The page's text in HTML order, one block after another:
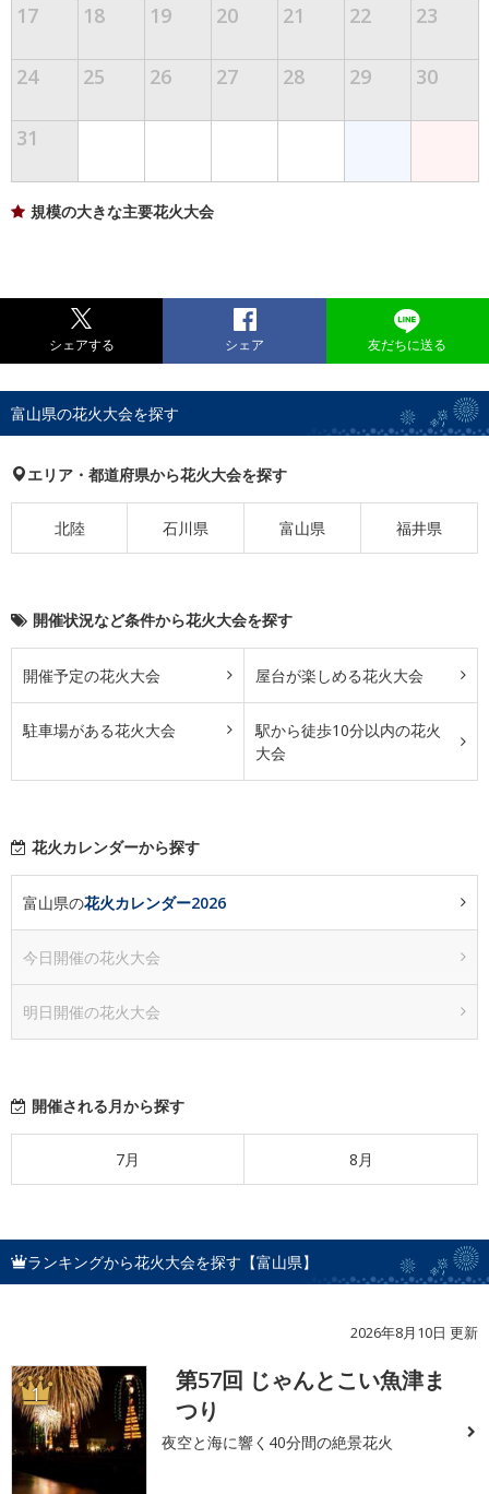
17 18 19 20 21 22 23
24 25 26 27 28 29 30
31
規模の大きな主要花火大会
シェアする シェア 友だちに送る
富山県の花火大会を探す
エリア・都道府県から花火大会を探す
北陸 石川県 富山県 福井県
開催状況など条件から花火大会を探す
開催予定の花火大会 屋台が楽しめる花火大会
駐車場がある花火大会
駅から徒歩10分以内の花火
大会
花火カレンダーから探す
富山県の花火カレンダー2026
今日開催の花火大会
明日開催の花火大会
開催される月から探す
7月 8月
ランキングから花火大会を探す【富山県】
2026年8月10日 更新
1
第57回 じゃんとこい魚津ま
つり
夜空と海に響く40分間の絶景花火